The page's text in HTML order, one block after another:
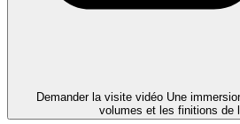
Demander la visite vidéo Une
volumes et les finitions de